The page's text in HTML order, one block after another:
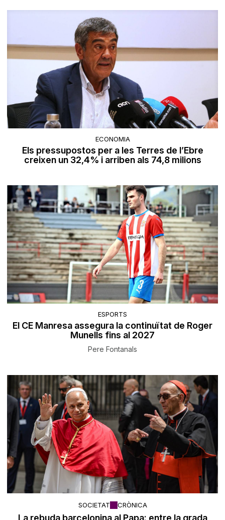
ECONOMIA
Els pressupostos per a les Terres de l’Ebre
creixen un 32,4% i arriben als 74,8 milions
ESPORTS
El CE Manresa assegura la continuïtat de Roger
Munells fins al 2027
Pere Fontanals
SOCIETAT CRÒNICA
La rebuda barcelonina al Papa: entre la grada